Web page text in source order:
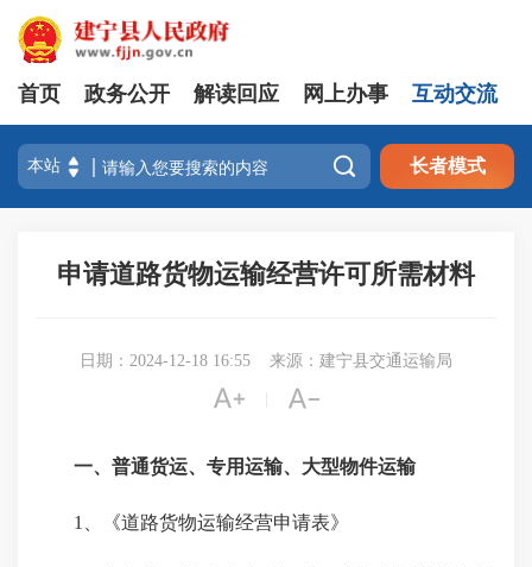
首页 政务公开 解读回应 网上办事 互动交流
 长者模式
申请道路货物运输经营许可所需材料
日期：2024-12-18 16:55 来源：建宁县交通运输局
 
一、普通货运、专用运输、大型物件运输
1、《道路货物运输经营申请表》